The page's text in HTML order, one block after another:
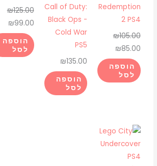
Redemption
2 PS4
₪105.00
₪85.00
הוספה
לסל
Call of Duty:
Black Ops -
Cold War
PS5
₪135.00
הוספה
לסל
₪125.00
₪99.00
הוספה
לסל